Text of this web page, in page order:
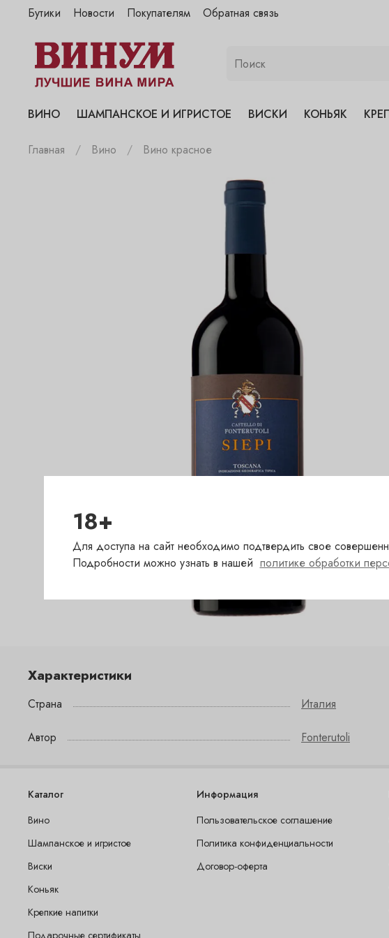
Бутики
"Винум" на Полянке
"Винум" на Гранатном
"Винум" на Сухаревском
"Винум" на Садовнической
Новости Покупателям Обратная связь
ВИНО ШАМПАНСКОЕ И ИГРИСТОЕ ВИСКИ КОНЬЯК
Главная Вино Вино красное
Характеристики
Страна Италия
Автор Fonterutoli
Каталог
Вино
Шампанское и игристое
Виски
Коньяк
Крепкие напитки
Подарочные сертификаты
Информация
Пользовательское соглашение
Политика конфиденциальности
Договор-оферта
18+
Для доступа на сайт необходимо подтвердить свое
Подробности можно узнать в нашей политике обработки